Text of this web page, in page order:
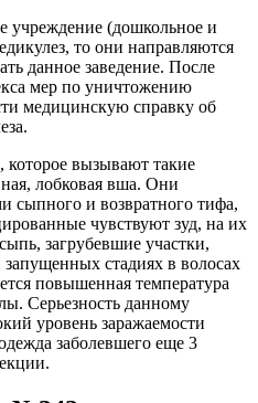
учреждение (дошкольное и
то они направляются
данное заведение. После
мер по уничтожению
медицинскую справку об
которое вызывают такие
лобковая вша. Они
сыпного и возвратного тифа,
чувствуют зуд, на их
загрубевшие участки,
стадиях в волосах
повышенная температура
Серьезность данному
уровень заражаемости
заболевшего еще 3